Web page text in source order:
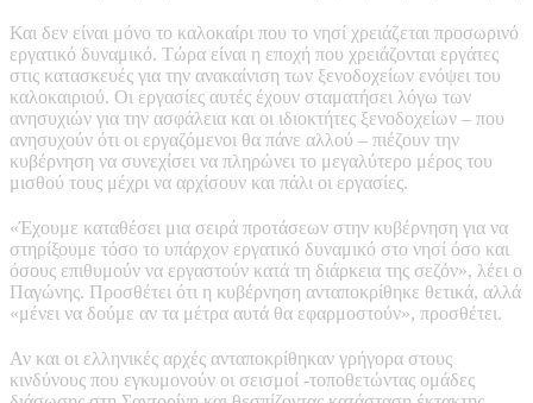
Και δεν είναι μόνο το καλοκαίρι που το νησί χρειάζεται προσωρινό
εργατικό δυναμικό. Tώρα είναι η εποχή που χρειάζονται εργάτες
στις κατασκευές για την ανακαίνιση των ξενοδοχείων ενόψει του
καλοκαιριού. Οι εργασίες αυτές έχουν σταματήσει λόγω των
ανησυχιών για την ασφάλεια και οι ιδιοκτήτες ξενοδοχείων – που
ανησυχούν ότι οι εργαζόμενοι θα πάνε αλλού – πιέζουν την
κυβέρνηση να συνεχίσει να πληρώνει το μεγαλύτερο μέρος του
μισθού τους μέχρι να αρχίσουν και πάλι οι εργασίες.
«Έχουμε καταθέσει μια σειρά προτάσεων στην κυβέρνηση για να
στηρίξουμε τόσο το υπάρχον εργατικό δυναμικό στο νησί όσο και
όσους επιθυμούν να εργαστούν κατά τη διάρκεια της σεζόν», λέει ο
Παγώνης. Προσθέτει ότι η κυβέρνηση ανταποκρίθηκε θετικά, αλλά
«μένει να δούμε αν τα μέτρα αυτά θα εφαρμοστούν», προσθέτει.
Αν και οι ελληνικές αρχές ανταποκρίθηκαν γρήγορα στους
κινδύνους που εγκυμονούν οι σεισμοί -τοποθετώντας ομάδες